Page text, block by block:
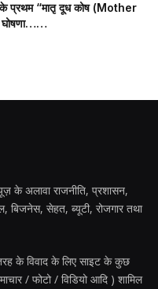
प्रथम “मातृ दूध कोष (Mother
के अलावा राजनीति, प्रशासन,
बिजनेस, सेहत, ब्यूटी, रोजगार तथा
के विवाद के लिए साइट के कुछ
/ फोटो / विडियो आदि ) शामिल